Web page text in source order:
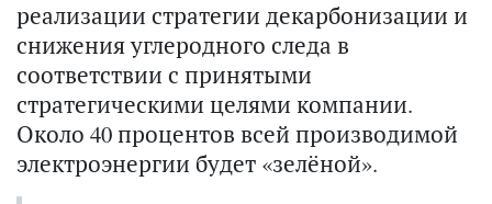
реализации стратегии декарбонизации и
снижения углеродного следа в
соответствии с принятыми
стратегическими целями компании.
Около 40 процентов всей производимой
электроэнергии будет «зелёной».